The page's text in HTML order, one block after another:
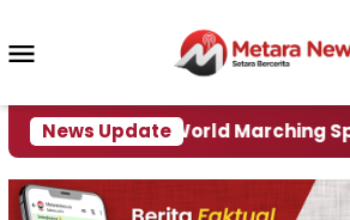
konten
News Update
Rumah World Marching Sport